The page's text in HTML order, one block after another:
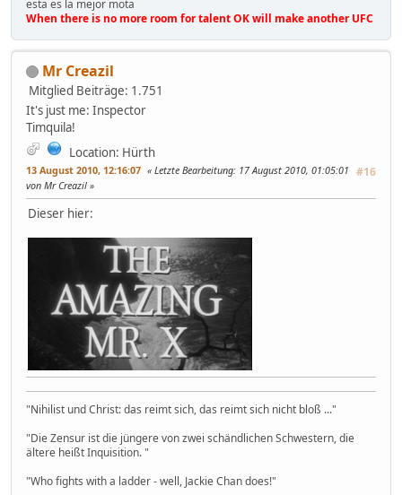
esta es la mejor mota
When there is no more room for talent OK will make another UFC
Mr Creazil
Mitglied Beiträge: 1.751
It's just me: Inspector
Timquila!
Location: Hürth
13 August 2010, 12:16:07 #16
Letzte Bearbeitung: 17 August 2010, 01:05:01
von Mr Creazil
Dieser hier:
"Nihilist und Christ: das reimt sich, das reimt sich nicht bloß ..."
"Die Zensur ist die jüngere von zwei schändlichen Schwestern, die
ältere heißt Inquisition. "
"Who fights with a ladder - well, Jackie Chan does!"